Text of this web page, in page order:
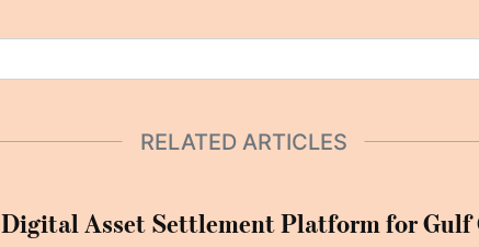
RELATED ARTICLES
Asset Settlement Platform for Gulf